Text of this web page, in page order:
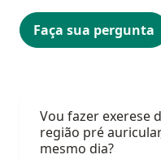
Faça sua pergunta
Vou fazer exerese
região pré
mesmo dia?